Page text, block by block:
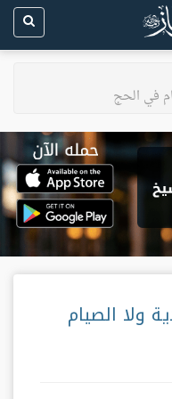
في الحج
ولا الصيام